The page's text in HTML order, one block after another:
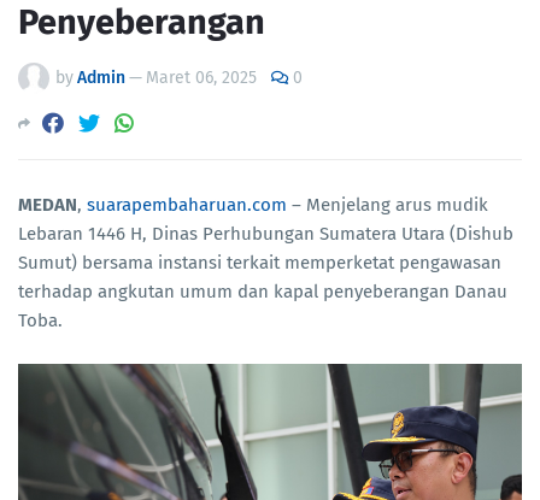
Penyeberangan
byAdmin— Maret 06, 2025 0
MEDAN, suarapembaharuan.com – Menjelang arus mudik
Lebaran 1446 H, Dinas Perhubungan Sumatera Utara (Dishub
Sumut) bersama instansi terkait memperketat pengawasan
terhadap angkutan umum dan kapal penyeberangan Danau
Toba.